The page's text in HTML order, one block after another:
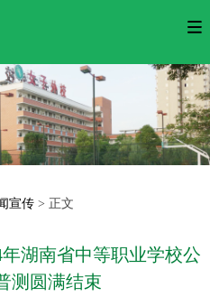
宣传> 正文
湖南省中等职业学校公
测圆满结束